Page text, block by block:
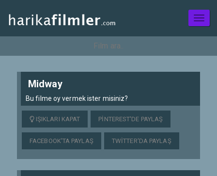
Midway
Bu filme oy vermek ister misiniz?
IŞIKLARI KAPAT PINTEREST'DE PAYLAŞ
FACEBOOK'TA PAYLAŞ TWITTER'DA PAYLAŞ